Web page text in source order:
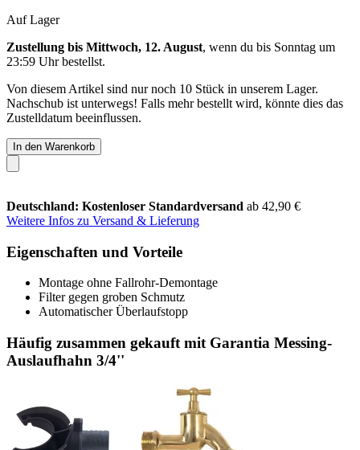
Auf Lager
Zustellung bis Mittwoch, 12. August, wenn du bis Sonntag um
23:59 Uhrbestellst.
Von diesem Artikel sind nur noch 10 Stück in unserem Lager.
Nachschub ist unterwegs! Falls mehr bestellt wird, könnte dies das
Zustelldatum beeinflussen.
In den Warenkorb
Deutschland: Kostenloser Standardversand ab 42,90 €
Weitere Infos zu Versand & Lieferung
Eigenschaften und Vorteile
Montage ohne Fallrohr-Demontage
Filter gegen groben Schmutz
Automatischer Überlaufstopp
Häufig zusammen gekauft mit Garantia Messing-
Auslaufhahn 3/4''